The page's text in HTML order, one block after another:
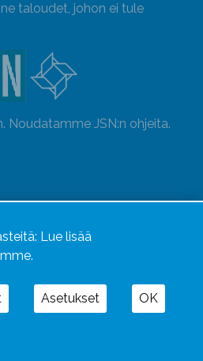
taloudet, johon ei tule
Noudatamme JSN:n ohjeita.
Lue lisää
Asetukset OK